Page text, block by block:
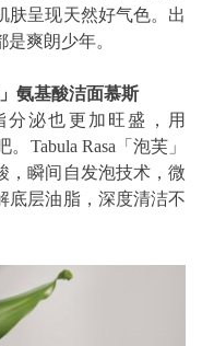
肤呈现天然好气色。出
爽朗少年。
氨基酸洁面慕斯
泌也更加旺盛，用
Tabula Rasa「泡芙」
，瞬间自发泡技术，微
底层油脂，深度清洁不